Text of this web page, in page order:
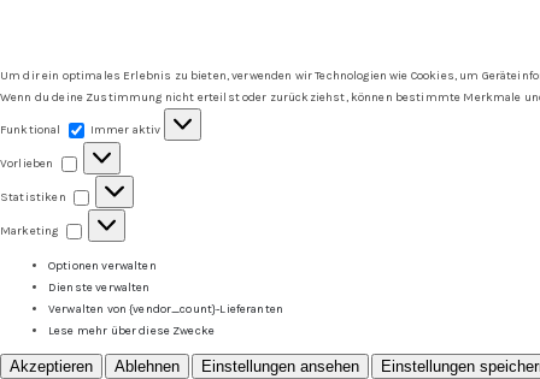
Um dir ein optimales Erlebnis zu bieten, verwenden wir Technologien wie Cookies, um
Wenn du deine Zustimmung nicht erteilst oder zurückziehst, können bestimmte Merkmale
Funktional
Immer aktiv
Vorlieben
Vorlieben
Statistiken
Statistiken
Marketing
Marketing
Optionen verwalten
Dienste verwalten
Verwalten von {vendor_count}-Lieferanten
Lese mehr über diese Zwecke
Akzeptieren Ablehnen Einstellungen ansehen Einstellungen